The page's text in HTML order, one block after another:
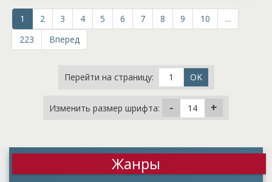
1 2 3 4 5 6 7 8 9 10
...
223
Вперед
Перейти на страницу:
Изменить размер шрифта:
Жанры